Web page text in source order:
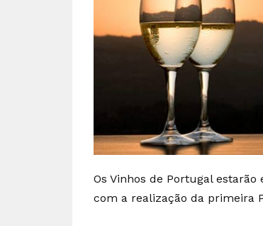
Os Vinhos de Portugal
com a realização da primeira